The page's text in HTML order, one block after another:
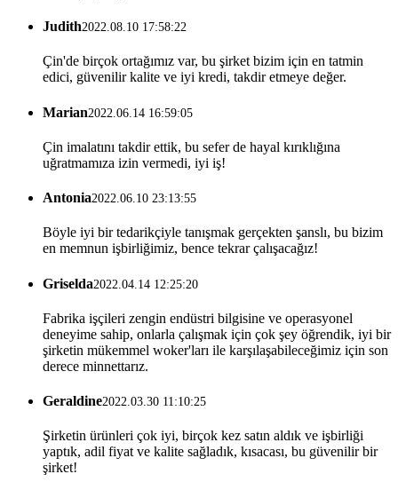
Judith2022.08.10 17:58:22
Çin'de birçok ortağımız var, bu şirket bizim için en tatmin
edici, güvenilir kalite ve iyi kredi, takdir etmeye değer.
Marian2022.06.14 16:59:05
Çin imalatını takdir ettik, bu sefer de hayal kırıklığına
uğratmamıza izin vermedi, iyi iş!
Antonia2022.06.10 23:13:55
Böyle iyi bir tedarikçiyle tanışmak gerçekten şanslı, bu bizim
en memnun işbirliğimiz, bence tekrar çalışacağız!
Griselda2022.04.14 12:25:20
Fabrika işçileri zengin endüstri bilgisine ve operasyonel
deneyime sahip, onlarla çalışmak için çok şey öğrendik, iyi bir
şirketin mükemmel woker'ları ile karşılaşabileceğimiz için son
derece minnettarız.
Geraldine2022.03.30 11:10:25
Şirketin ürünleri çok iyi, birçok kez satın aldık ve işbirliği
yaptık, adil fiyat ve kalite sağladık, kısacası, bu güvenilir bir
şirket!